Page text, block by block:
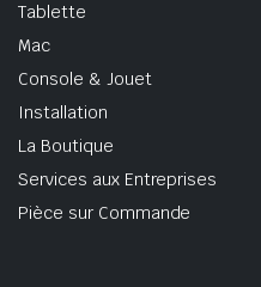
Tablette
Mac
Console & Jouet
Installation
La Boutique
Services aux Entreprises
Pièce sur Commande